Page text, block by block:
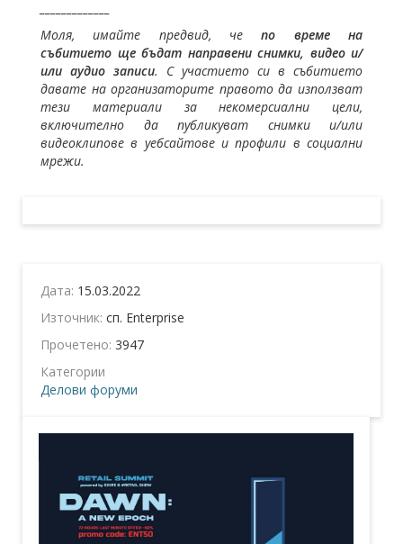
Моля, имайте предвид, чепо време на
събитието ще бъдат направени снимки, видео и/
или аудио записи. С участието си в събитието
давате на организаторите правото да използват
тези материали за некомерсиални цели,
включително да публикуват снимки и/или
видеоклипове в уебсайтове и профили в социални
мрежи.
Дата: 15.03.2022
Източник: сп. Enterprise
Прочетено: 3947
Категории
Делови форуми